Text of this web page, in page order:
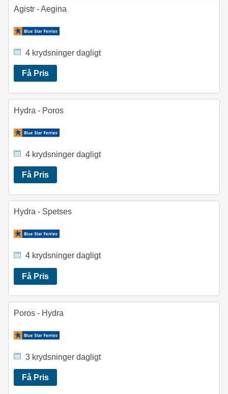
Agistr - Aegina
4 krydsninger dagligt
Få Pris
Hydra - Poros
4 krydsninger dagligt
Få Pris
Hydra - Spetses
4 krydsninger dagligt
Få Pris
Poros - Hydra
3 krydsninger dagligt
Få Pris